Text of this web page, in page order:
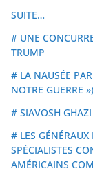
SUITE…
# UNE
TRUMP
# LA NAUSÉE
NOTRE GUERRE »)
# SIAVOSH GHAZI
# LES GÉNÉRAUX
SPÉCIALISTES
AMÉRICAINS